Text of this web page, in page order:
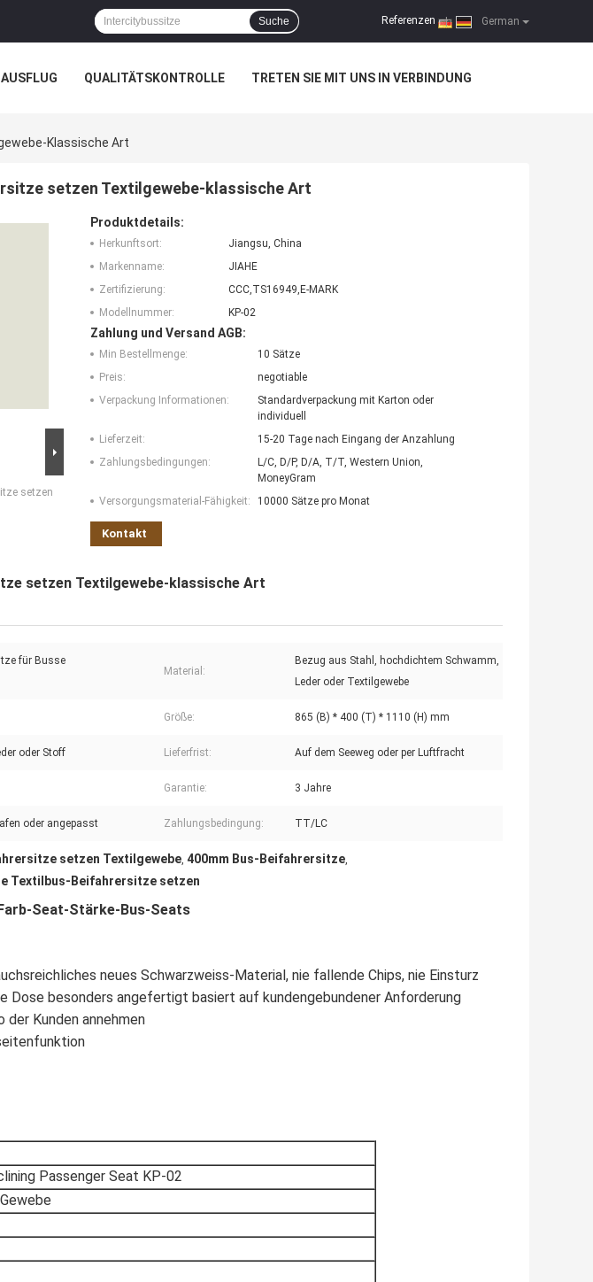
German
Referenzen |
Suche
QUALITÄTSKONTROLLE TRETEN SIE MIT UNS IN VERBINDUNG
Klassische Art
setzen Textilgewebe-klassische Art
setzen
Produktdetails:
Herkunftsort:
Jiangsu, China
Markenname:
JIAHE
Zertifizierung:
CCC,TS16949,E-MARK
Modellnummer:
KP-02
Zahlung und Versand AGB:
Min Bestellmenge:
10 Sätze
Preis:
negotiable
Verpackung Informationen:
Standardverpackung mit Karton oder
individuell
Lieferzeit:
15-20 Tage nach Eingang der Anzahlung
Zahlungsbedingungen:
L/C, D/P, D/A, T/T, Western Union,
MoneyGram
Versorgungsmaterial-Fähigkeit:
10000 Sätze pro Monat
Kontakt
setzen Textilgewebe-klassische Art
für Busse
Material:
Bezug aus Stahl, hochdichtem Schwamm,
Leder oder Textilgewebe
Größe: 865 (B) * 400 (T) * 1110 (H) mm
oder Stoff Lieferfrist: Auf dem Seeweg oder per Luftfracht
Garantie: 3 Jahre
oder angepasst Zahlungsbedingung: TT/LC
setzen Textilgewebe, 400mm Bus-Beifahrersitze,
Textilbus-Beifahrersitze setzen
Seat-Stärke-Bus-Seats
neues Schwarzweiss-Material, nie fallende Chips, nie Einsturz
Dose besonders angefertigt basiert auf kundengebundener Anforderung
der Kunden annehmen
Passenger Seat KP-02